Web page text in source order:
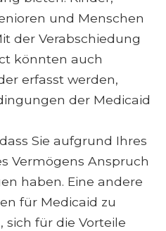
und Menschen
der Verabschiedung
könnten auch
erfasst werden,
der Medicaid
Sie aufgrund Ihres
Vermögens Anspruch
haben. Eine andere
für Medicaid zu
für die Vorteile